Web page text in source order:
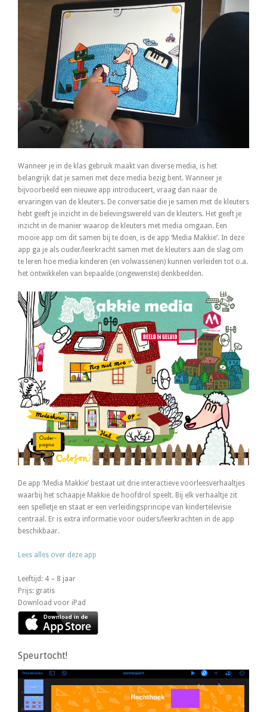
Wanneer je in de klas gebruik maakt van diverse media, is het
belangrijk dat je samen met deze media bezig bent. Wanneer je
bijvoorbeeld een nieuwe app introduceert, vraag dan naar de
ervaringen van de kleuters. De conversatie die je samen met de kleuters
hebt geeft je inzicht in de belevingswereld van de kleuters. Het geeft je
inzicht in de manier waarop de kleuters met media omgaan. Een
mooie app om dit samen bij te doen, is de app ‘Media Makkie’. In deze
app ga je als ouder/leerkracht samen met de kleuters aan de slag om
te leren hoe media kinderen (en volwassenen) kunnen verleiden tot o.a.
het ontwikkelen van bepaalde (ongewenste) denkbeelden.
De app ‘Media Makkie’ bestaat uit drie interactieve voorleesverhaaltjes
waarbij het schaapje Makkie de hoofdrol speelt. Bij elk verhaaltje zit
een spelletje en staat er een verleidingsprincipe van kindertelevisie
centraal. Er is extra informatie voor ouders/leerkrachten in de app
beschikbaar.
Lees alles over deze app
Leeftijd: 4 – 8 jaar
Prijs: gratis
Download voor iPad
Speurtocht!